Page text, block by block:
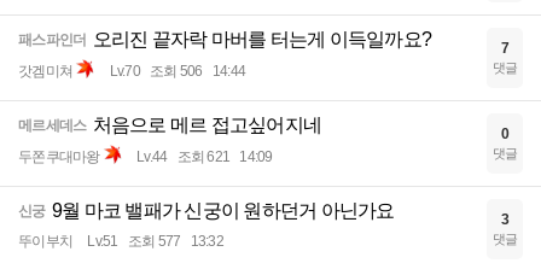
패스파인더 오리진 끝자락 마버를 터는게 이득일까요?
갓겜미쳐 Lv.70 조회 506 14:44
7
댓글
메르세데스 처음으로 메르 접고싶어지네
두쫀쿠대마왕 Lv.44 조회 621 14:09
0
댓글
신궁 9월 마코 밸패가 신궁이 원하던거 아닌가요
뚜이부치 Lv.51 조회 577 13:32
3
댓글